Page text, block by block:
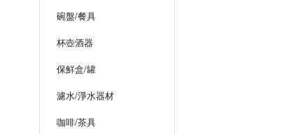
碗盤/餐具
杯壺酒器
保鮮盒/罐
濾水/淨水器材
咖啡/茶具